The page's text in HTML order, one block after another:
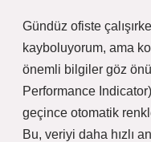
Gündüz ofiste
kayboluyorum, ama
önemli bilgiler göz
Performance
geçince otomatik
Bu, veriyi daha hızlı